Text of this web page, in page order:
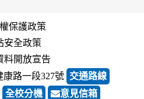
保護政策
安全政策
料開放宣告
康路一段327號 交通路線
全校分機
意見信箱